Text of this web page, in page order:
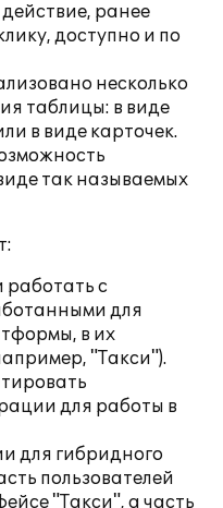
ранее
доступно и по
несколько
таблицы: в виде
в виде карточек.
так называемых
работать с
для
в их
"Такси").
для работы в
для гибридного
пользователей
"Такси", а часть